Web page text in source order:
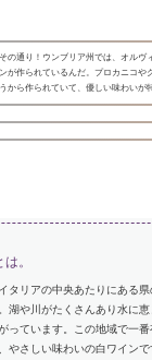
その通り！ウンブリア州では、オルヴ
ンが作られているんだ。プロカニコや
うから作られていて、優しい味わいが
。
タリアの中央あたりにある
湖や川がたくさんあり水に
っています。この地域で一
やさしい味わいの白ワイン